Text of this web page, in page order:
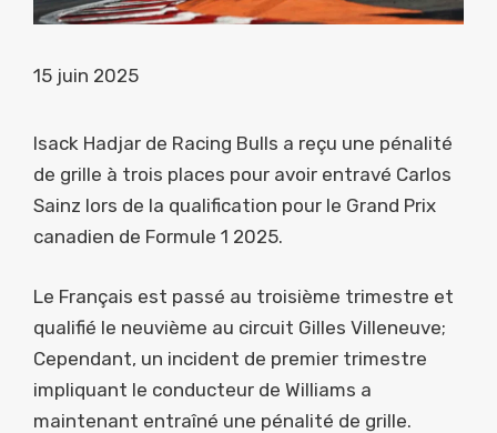
15 juin 2025
Isack Hadjar de Racing Bulls a reçu une pénalité
de grille à trois places pour avoir entravé Carlos
Sainz lors de la qualification pour le Grand Prix
canadien de Formule 1 2025.
Le Français est passé au troisième trimestre et
qualifié le neuvième au circuit Gilles Villeneuve;
Cependant, un incident de premier trimestre
impliquant le conducteur de Williams a
maintenant entraîné une pénalité de grille.